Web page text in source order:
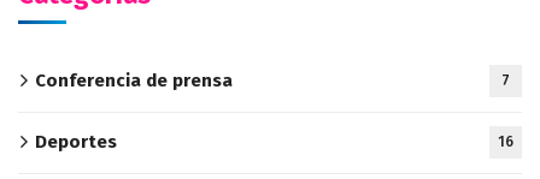
Conferencia de prensa 7
Deportes 16